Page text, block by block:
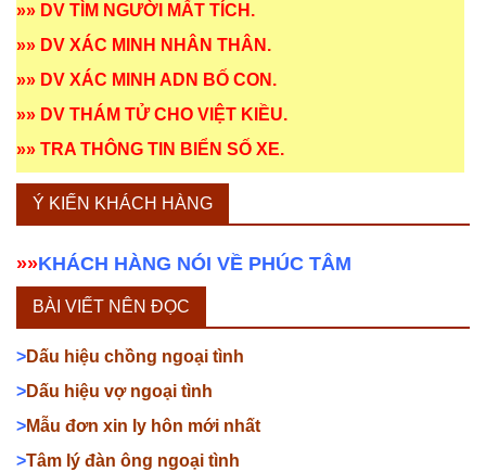
»» DV TÌM NGƯỜI MẤT TÍCH .
»» DV XÁC MINH NHÂN THÂN .
»» DV XÁC MINH ADN BỐ CON .
»» DV THÁM TỬ CHO VIỆT KIỀU.
»» TRA THÔNG TIN BIỂN SỐ XE.
Ý KIẾN KHÁCH HÀNG
»»KHÁCH HÀNG NÓI VỀ PHÚC TÂM
BÀI VIẾT NÊN ĐỌC
>Dấu hiệu chồng ngoại tình
>Dấu hiệu vợ ngoại tình
>Mẫu đơn xin ly hôn mới nhất
>Tâm lý đàn ông ngoại tình